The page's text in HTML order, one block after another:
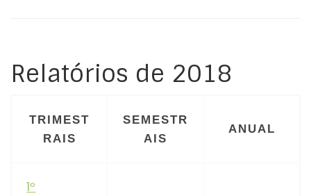
Relatórios de 2018
TRIMEST
RAIS
SEMESTR
AIS
ANUAL
1º